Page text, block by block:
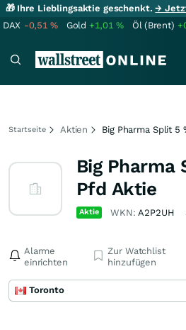
🎁 Ihre Lieblingsaktie geschenkt.→
DAX -0,51% Gold +1,01% Öl (Brent)
Startseite Aktien Big Pharma Split 5
Big Pharma
Pfd Aktie
Aktie WKN:A2P2UH
Alarme
einrichten
Zur Watchlist
hinzufügen
Toronto